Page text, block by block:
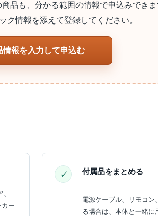
品も、分かる範囲の情報で申込みでき
ク情報を添えて登録してください。
情報を入力して申込む
ー
付属品をまとめる
電源ケーブル、リモコ
る場合は、本体と一緒に